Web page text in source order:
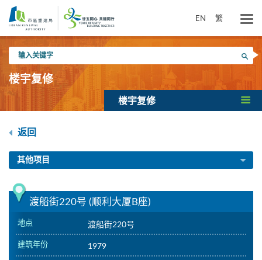
内
EN 繁
入
关
键
搜寻
楼宇复修
楼宇复修
返回
其他项目
渡船街220号 (顺利大厦B座)
地点 渡船街220号
建筑年份 1979